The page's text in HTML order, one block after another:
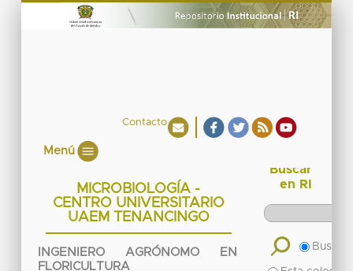
Contacto
Menú
MICROBIOLOGÍA -
CENTRO UNIVERSITARIO
UAEM TENANCINGO
INGENIERO AGRÓNOMO EN
FLORICULTURA
Buscar
en RI
Buscar